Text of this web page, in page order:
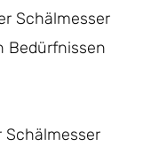
Schälmesser
Bedürfnissen
Schälmesser